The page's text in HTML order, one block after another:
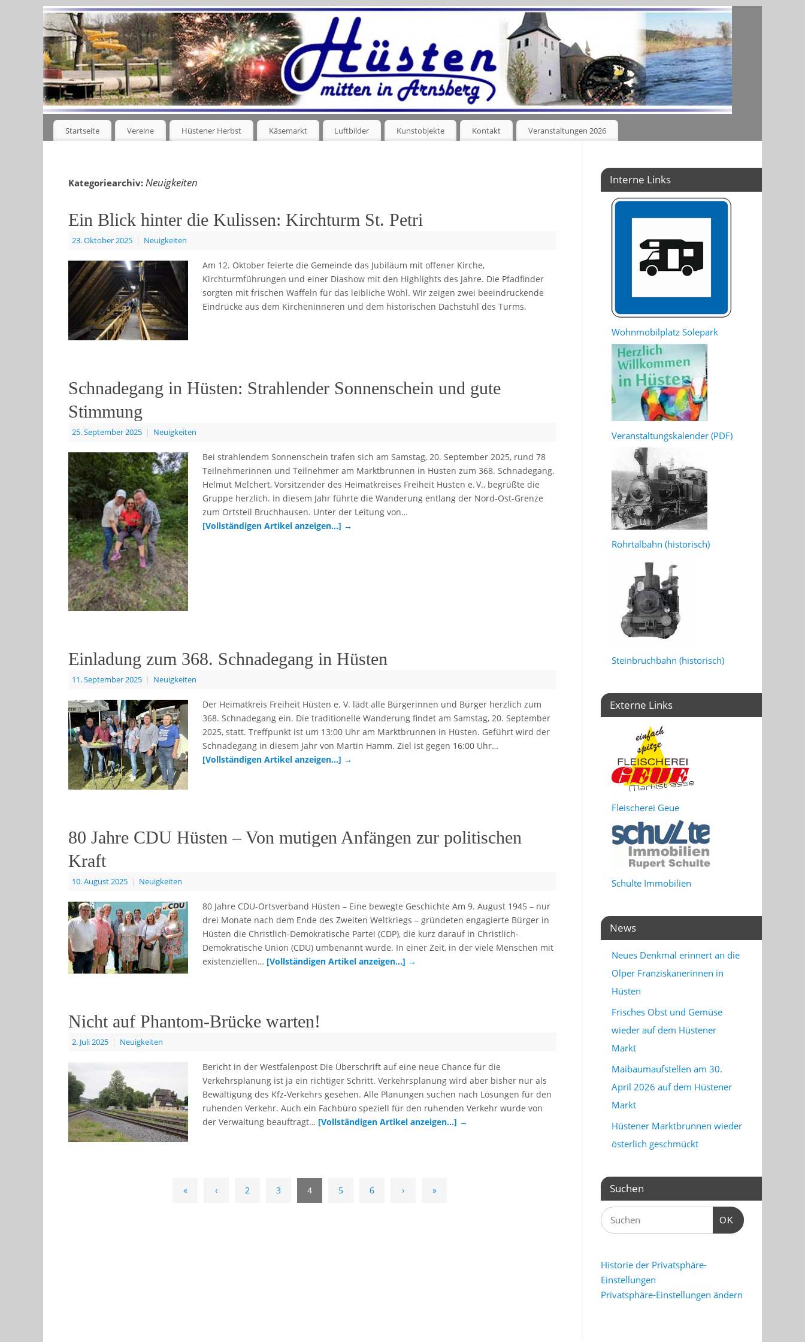
Startseite Vereine Hüstener Herbst Käsemarkt Luftbilder Kunstobjekte Kontakt Veranstaltungen 2026
Kategoriearchiv:Neuigkeiten
Ein Blick hinter die Kulissen: Kirchturm St. Petri
23. Oktober 2025 | Neuigkeiten
Am 12. Oktober feierte die Gemeinde das Jubiläum mit offener Kirche,
Kirchturmführungen und einer Diashow mit den Highlights des Jahre. Die Pfadfinder
sorgten mit frischen Waffeln für das leibliche Wohl. Wir zeigen zwei beeindruckende
Eindrücke aus dem Kircheninneren und dem historischen Dachstuhl des Turms.
Schnadegang in Hüsten: Strahlender Sonnenschein und gute
Stimmung
25. September 2025 | Neuigkeiten
Bei strahlendem Sonnenschein trafen sich am Samstag, 20. September 2025, rund 78
Teilnehmerinnen und Teilnehmer am Marktbrunnen in Hüsten zum 368. Schnadegang.
Helmut Melchert, Vorsitzender des Heimatkreises Freiheit Hüsten e. V., begrüßte die
Gruppe herzlich. In diesem Jahr führte die Wanderung entlang der Nord-Ost-Grenze
zum Ortsteil Bruchhausen. Unter der Leitung von…
[Vollständigen Artikel anzeigen…] →
Einladung zum 368. Schnadegang in Hüsten
11. September 2025 | Neuigkeiten
Der Heimatkreis Freiheit Hüsten e. V. lädt alle Bürgerinnen und Bürger herzlich zum
368. Schnadegang ein. Die traditionelle Wanderung findet am Samstag, 20. September
2025, statt. Treffpunkt ist um 13:00 Uhr am Marktbrunnen in Hüsten. Geführt wird der
Schnadegang in diesem Jahr von Martin Hamm. Ziel ist gegen 16:00 Uhr…
[Vollständigen Artikel anzeigen…] →
80 Jahre CDU Hüsten – Von mutigen Anfängen zur politischen
Kraft
10. August 2025 | Neuigkeiten
80 Jahre CDU-Ortsverband Hüsten – Eine bewegte Geschichte Am 9. August 1945 – nur
drei Monate nach dem Ende des Zweiten Weltkriegs – gründeten engagierte Bürger in
Hüsten die Christlich-Demokratische Partei (CDP), die kurz darauf in Christlich-
Demokratische Union (CDU) umbenannt wurde. In einer Zeit, in der viele Menschen mit
existenziellen… [Vollständigen Artikel anzeigen…] →
Nicht auf Phantom-Brücke warten!
2. Juli 2025 | Neuigkeiten
Bericht in der Westfalenpost Die Überschrift auf eine neue Chance für die
Verkehrsplanung ist ja ein richtiger Schritt. Verkehrsplanung wird aber bisher nur als
Bewältigung des Kfz-Verkehrs gesehen. Alle Planungen suchen nach Lösungen für den
ruhenden Verkehr. Auch ein Fachbüro speziell für den ruhenden Verkehr wurde von
der Verwaltung beauftragt… [Vollständigen Artikel anzeigen…] →
« ‹ 2 3 4 5 6 › »
Interne Links
Wohnmobilplatz Solepark
Veranstaltungskalender (PDF)
Röhrtalbahn (historisch)
Steinbruchbahn (historisch)
Externe Links
Fleischerei Geue
Schulte Immobilien
News
Neues Denkmal erinnert an die
Olper Franziskanerinnen in
Hüsten
Frisches Obst und Gemüse
wieder auf dem Hüstener
Markt
Maibaumaufstellen am 30.
April 2026 auf dem Hüstener
Markt
Hüstener Marktbrunnen wieder
österlich geschmückt
Suchen
OK
Historie der Privatsphäre-
Einstellungen
Privatsphäre-Einstellungen ändern